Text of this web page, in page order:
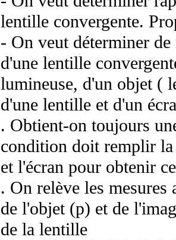
lentille convergente.
- On veut déterminer
d'une lentille
lumineuse, d'un objet (
d'une lentille et d'un
. Obtient-on toujours
condition doit remplir
et l'écran pour obtenir
. On relève les
de l'objet (p) et de
de la lentille